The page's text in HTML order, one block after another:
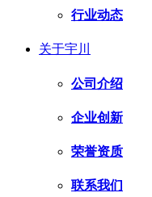
行业动态
关于宇川
公司介绍
企业创新
荣誉资质
联系我们